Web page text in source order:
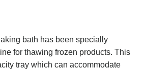
bath has been specially
for thawing frozen products. This
tray which can accommodate